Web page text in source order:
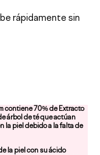
rápidamente sin
contiene 70% de Extracto
árbol de té que actúan
la piel debido a la falta de
la piel con su ácido